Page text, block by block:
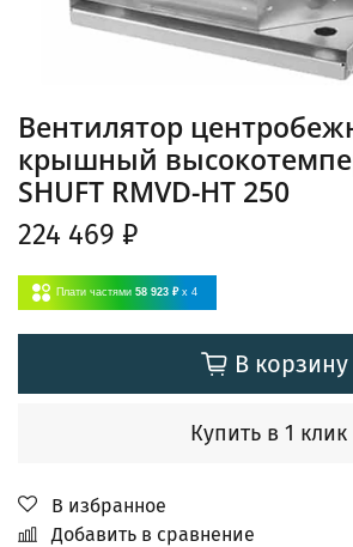
Вентилятор
крышный
SHUFT RMVD-HT 250
224 469 ₽
Плати частями 58 923 ₽ x 4
В корзину
Купить в 1 клик
В избранное
Добавить в сравнение